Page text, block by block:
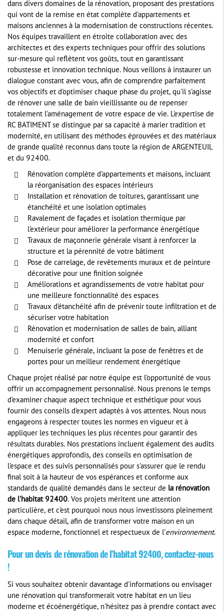
dans divers domaines de la rénovation, proposant des prestations
qui vont de la remise en état complète d'appartements et
maisons anciennes à la modernisation de constructions récentes.
Nos équipes travaillent en étroite collaboration avec des
architectes et des experts techniques pour offrir des solutions
sur-mesure qui reflètent vos goûts, tout en garantissant
robustesse et innovation technique. Nous veillons à instaurer un
dialogue constant avec vous, afin de comprendre parfaitement
vos objectifs et d'optimiser chaque phase du projet, qu'il s'agisse
de rénover une salle de bain vieillissante ou de repenser
totalement l'aménagement de votre espace de vie. L'expertise de
RC BATIMENT se distingue par sa capacité à marier tradition et
modernité, en utilisant des méthodes éprouvées et des matériaux
de grande qualité reconnus dans toute la région de ARGENTEUIL
et du 92400.
Rénovation complète d'appartements et maisons, incluant
la réorganisation des espaces intérieurs
Installation et rénovation de toitures, garantissant une
étanchéité et une isolation optimales
Ravalement de façades et isolation thermique par
l'extérieur pour améliorer la performance énergétique
Travaux de maçonnerie générale visant à renforcer la
structure et la pérennité de votre bâtiment
Pose de carrelage, de revêtements muraux et de peinture
décorative pour une finition soignée
Améliorations et agrandissements de votre habitat pour
une meilleure fonctionnalité des espaces
Travaux d'étanchéité afin de prévenir toute infiltration et de
sécuriser votre habitation
Rénovation et modernisation de salles de bain, alliant
modernité et confort
Menuiserie générale, incluant la pose de fenêtres et de
portes pour un meilleur rendement énergétique
Chaque projet réalisé par notre équipe est l'opportunité de vous
offrir un accompagnement personnalisé. Nous prenons le temps
d'examiner chaque aspect technique et esthétique pour vous
fournir des conseils d'expert adaptés à vos attentes. Nous nous
engageons à respecter toutes les normes en vigueur et à
appliquer les techniques les plus récentes pour garantir des
résultats durables. Nos prestations incluent également des audits
énergétiques approfondis, des conseils en optimisation de
l'espace et des suivis personnalisés pour s'assurer que le rendu
final soit à la hauteur de vos espérances et conforme aux
standards de qualité demandés dans le secteur de la rénovation
de l'habitat 92400. Vos projets méritent une attention
particulière, et c'est pourquoi nous nous investissons pleinement
dans chaque détail, afin de transformer votre maison en un
espace moderne, fonctionnel et respectueux de l' environnement.
Pour un devis de rénovation de l'habitat 92400, contactez-nous
!
Si vous souhaitez obtenir davantage d'informations ou envisager
une rénovation qui transformerait votre habitat en un lieu
moderne et écoénergétique, n'hésitez pas à prendre contact avec